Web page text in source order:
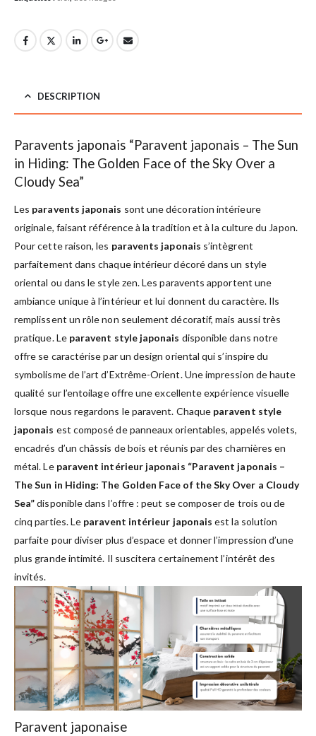
DESCRIPTION
Paravents japonais “Paravent japonais – The Sun
in Hiding: The Golden Face of the Sky Over a
Cloudy Sea”
Les paravents japonais sont une décoration intérieure
originale, faisant référence à la tradition et à la culture du Japon.
Pour cette raison, les paravents japonais s’intègrent
parfaitement dans chaque intérieur décoré dans un style
oriental ou dans le style zen. Les paravents apportent une
ambiance unique à l’intérieur et lui donnent du caractère. Ils
remplissent un rôle non seulement décoratif, mais aussi très
pratique. Le paravent style japonais disponible dans notre
offre se caractérise par un design oriental qui s’inspire du
symbolisme de l’art d’Extrême-Orient. Une impression de haute
qualité sur l’entoilage offre une excellente expérience visuelle
lorsque nous regardons le paravent. Chaque paravent style
japonais est composé de panneaux orientables, appelés volets,
encadrés d’un châssis de bois et réunis par des charnières en
métal. Le paravent intérieur japonais “Paravent japonais –
The Sun in Hiding: The Golden Face of the Sky Over a Cloudy
Sea”disponible dans l’offre : peut se composer de trois ou de
cinq parties. Le paravent intérieur japonais est la solution
parfaite pour diviser plus d’espace et donner l’impression d’une
plus grande intimité. Il suscitera certainement l’intérêt des
invités.
Paravent japonaise